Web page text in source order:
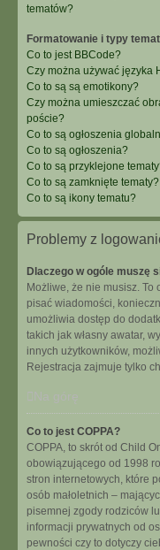
tematów?
Formatowanie i typy
Co to jest BBCode?
Czy można używać języka
Co to są są emotikony?
Czy można umieszczać
poście?
Co to są ogłoszenia
Co to są ogłoszenia?
Co to są przyklejone
Co to są zamknięte tematy?
Co to są ikony tematu?
Problemy z
Dlaczego w ogóle muszę
Możliwe, że nie musisz. To
pisać wiadomości,
umożliwia dostęp do
takich jak własny awatar,
innych użytkowników,
Rejestracja zajmuje tylko
Na górę
Co to jest COPPA?
COPPA, to skrót od Child
obowiązującego od 1998
stron internetowych, które
osób małoletnich –
pisemnej zgody rodziców
informacji prywatnych od
pewności czy to dotyczy